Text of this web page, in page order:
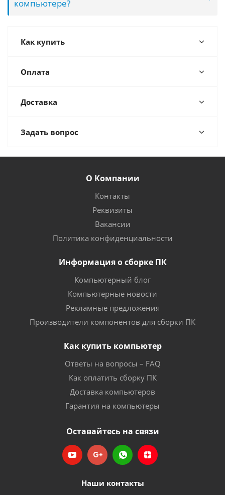
компьютере?
Как купить
Оплата
Доставка
Задать вопрос
О Компании
Контакты
Реквизиты
Вакансии
Политика конфиденциальности
Информация о сборке ПК
Компьютерный блог
Компьютерные новости
Рекламные предложения
Производители компонентов для сборки ПК
Как купить компьютер
Ответы на вопросы – FAQ
Как оплатить сборку ПК
Доставка компьютеров
Гарантия на компьютеры
Оставайтесь на связи
Наши контакты